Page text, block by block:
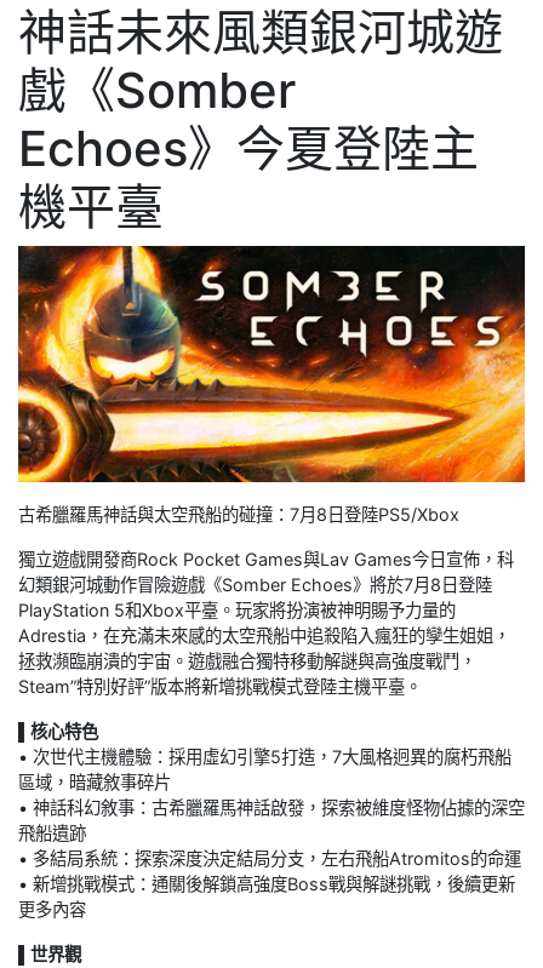
神話未來風類銀河城遊
戲《Somber
Echoes》今夏登陸主
機平臺
古希臘羅馬神話與太空飛船的碰撞：7月8日登陸PS5/Xbox
獨立遊戲開發商Rock Pocket Games與Lav Games今日宣佈，科
幻類銀河城動作冒險遊戲《Somber Echoes》將於7月8日登陸
PlayStation 5和Xbox平臺。玩家將扮演被神明賜予力量的
Adrestia，在充滿未來感的太空飛船中追殺陷入瘋狂的孿生姐姐，
拯救瀕臨崩潰的宇宙。遊戲融合獨特移動解謎與高強度戰鬥，
Steam”特別好評”版本將新增挑戰模式登陸主機平臺。
▌核心特色
• 次世代主機體驗：採用虛幻引擎5打造，7大風格迥異的腐朽飛船
區域，暗藏敘事碎片
• 神話科幻敘事：古希臘羅馬神話啟發，探索被維度怪物佔據的深空
飛船遺跡
• 多結局系統：探索深度決定結局分支，左右飛船Atromitos的命運
• 新增挑戰模式：通關後解鎖高強度Boss戰與解謎挑戰，後續更新
更多內容
▌世界觀